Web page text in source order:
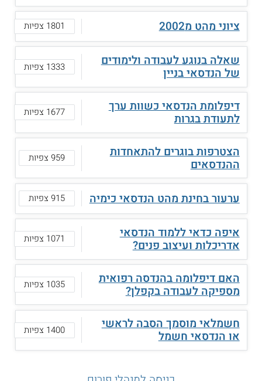
ציוני מהט מ2002 1801 צפיות
שאלה בנוגע לעבודה ולימודים
של הנדסאי בניין 1333 צפיות
דיפלומת הנדסאי כשוות ערך
לתעודת בגרות 1677 צפיות
הצטרפות בוגרים להתאחדות
ההנדסאים 959 צפיות
ערעור בחינת מהט הנדסאי כימיה 915 צפיות
איפה כדאי ללמוד הנדסאי
אדריכלות ועיצוב פנים? 1071 צפיות
האם דיפלומה בהנדסה רפואית
מספיקה לעבודה בקפלן? 1035 צפיות
חשמלאי מוסמך הסבה לראשי
או הנדסאי חשמל 1400 צפיות